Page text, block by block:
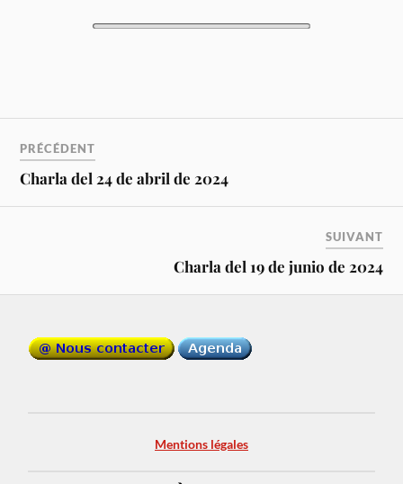
PRÉCÉDENT
Charla del 24 de abril de 2024
SUIVANT
Charla del 19 de junio de 2024
Mentions légales